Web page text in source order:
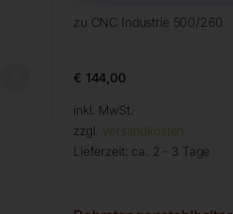
zu CNC Industrie 500/260
€ 144,00
inkl. MwSt.
zzgl. Versandkosten
Lieferzeit: ca. 2 - 3 Tage